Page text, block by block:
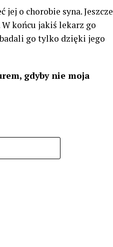
jej o chorobie syna. Jeszcze
W końcu jakiś lekarz go
go tylko dzięki jego
gdyby nie moja